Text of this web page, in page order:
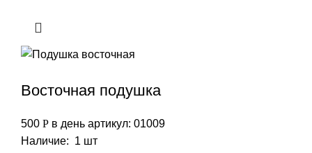
Восточная подушка
500 Р в день артикул: 01009
Наличие: 1 шт